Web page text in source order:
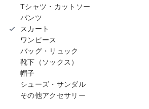
Tシャツ・カットソー
パンツ
スカート
ワンピース
バッグ・リュック
靴下（ソックス）
帽子
シューズ・サンダル
その他アクセサリー